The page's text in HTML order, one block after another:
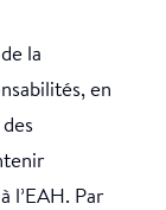
la
en
l’EAH. Par